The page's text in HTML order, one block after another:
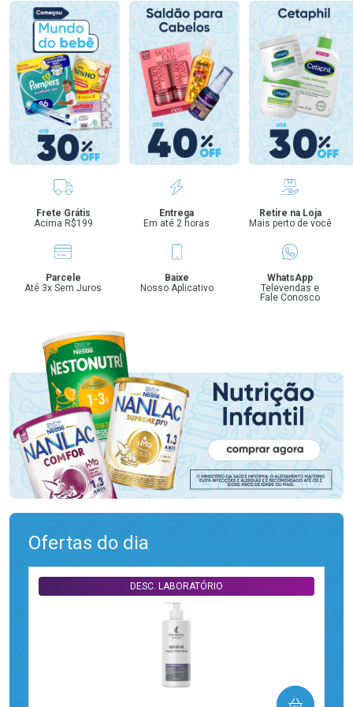
Benefícios
Frete Grátis
Acima R$199
Entrega
Em até 2 horas
Retire na Loja
Mais perto de você
Parcele
Até 3x Sem Juros
Baixe
Nosso Aplicativo
WhatsApp
Televendas e
Fale Conosco
Ofertas do dia
DESC. LABORATÓRIO
COMPRAR